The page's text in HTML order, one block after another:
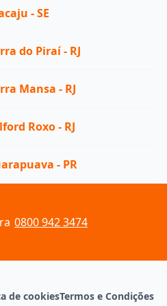
- SE
do Piraí - RJ
Mansa - RJ
Roxo - RJ
- PR
0800 942 3474
de cookiesTermos e Condições